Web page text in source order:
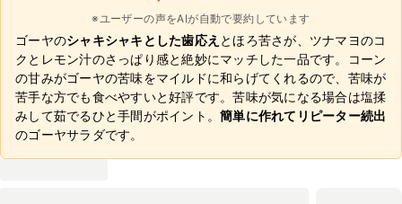
※ユーザーの声をAIが自動で要約しています
ゴーヤのシャキシャキとした歯応え とほろ苦さが、ツナマヨのコ
クとレモン汁のさっぱり感と絶妙にマッチした一品です。コーン
の甘みがゴーヤの苦味をマイルドに和らげてくれるので、苦味が
苦手な方でも食べやすいと好評です。苦味が気になる場合は塩揉
みして茹でるひと手間がポイント。 簡単に作れてリピーター続出
のゴーヤサラダです。